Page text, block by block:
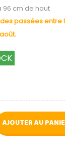
cm de haut
passées entre
AJOUTER AU